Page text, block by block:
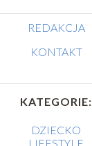
REDAKCJA
KONTAKT
KATEGORIE:
DZIECKO
LIFESTYLE